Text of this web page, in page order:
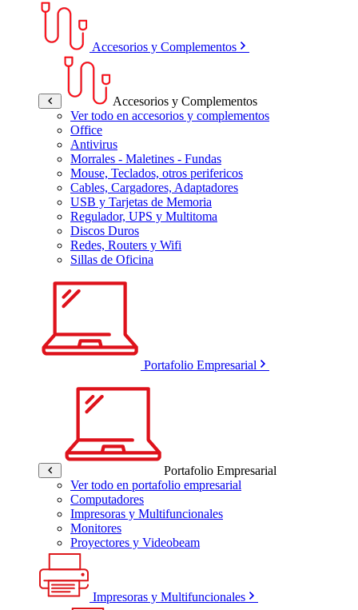
Accesorios y Complementos
Accesorios y Complementos
Ver todo en accesorios y complementos
Office
Antivirus
Morrales - Maletines - Fundas
Mouse, Teclados, otros perifericos
Cables, Cargadores, Adaptadores
USB y Tarjetas de Memoria
Regulador, UPS y Multitoma
Discos Duros
Redes, Routers y Wifi
Sillas de Oficina
Portafolio Empresarial
Portafolio Empresarial
Ver todo en portafolio empresarial
Computadores
Impresoras y Multifuncionales
Monitores
Proyectores y Videobeam
Impresoras y Multifuncionales